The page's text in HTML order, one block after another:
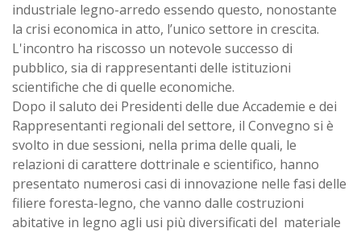
industriale legno-arredo essendo questo, nonostante
la crisi economica in atto, l’unico settore in crescita.
L'incontro ha riscosso un notevole successo di
pubblico, sia di rappresentanti delle istituzioni
scientifiche che di quelle economiche.
Dopo il saluto dei Presidenti delle due Accademie e dei
Rappresentanti regionali del settore, il Convegno si è
svolto in due sessioni, nella prima delle quali, le
relazioni di carattere dottrinale e scientifico, hanno
presentato numerosi casi di innovazione nelle fasi delle
filiere foresta-legno, che vanno dalle costruzioni
abitative in legno agli usi più diversificati del materiale